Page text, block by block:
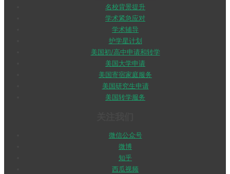
名校背景提升
学术紧急应对
学术辅导
护学星计划
美国初/高中申请和转学
美国大学申请
美国寄宿家庭服务
美国研究生申请
美国转学服务
微信公众号
微博
知乎
西瓜视频